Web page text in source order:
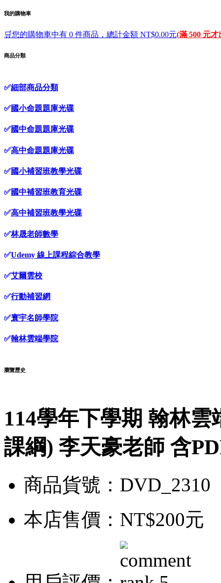
我的購物車
🛒您的購物車中有 0 件商品，總計金額 NT$0.00元(滿 500 元才
商品分類
✅細部商品分類
✅國小命題題庫光碟
✅國中命題題庫光碟
✅高中命題題庫光碟
✅國小補習班教學光碟
✅國中補習班教育光碟
✅高中補習班教學光碟
✅林晟老師數學
✅Udemy 線上課程綜合教學
✅艾爾雲校
✅行動補習網
✅寰宇名師學院
✅翰林雲端學院
瀏覽歷史
114學年下學期 翰林
課綱) 李天豪老師 含
商品貨號：DVD_2310
本店售價： NT$200元